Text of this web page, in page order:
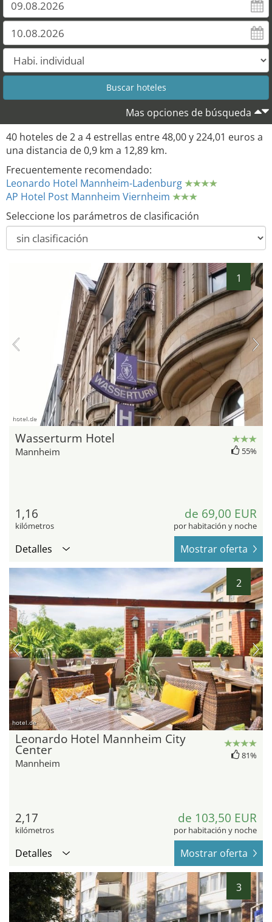
Mas opciones de búsqueda
40 hoteles de 2 a 4 estrellas entre 48,00 y 224,01 euros a
una distancia de 0,9 km a 12,89 km.
Frecuentemente recomendado:
Leonardo Hotel Mannheim-Ladenburg
AP Hotel Post Mannheim Viernheim
Seleccione los parámetros de clasificación
1
hotel.de
Wasserturm Hotel
Mannheim 55%
1,16
kilómetros
de 69,00 EUR
por habitación y noche
Detalles Mostrar oferta
2
hotel.de
Leonardo Hotel Mannheim City
Center
Mannheim
81%
2,17
kilómetros
de 103,50 EUR
por habitación y noche
Detalles Mostrar oferta
3